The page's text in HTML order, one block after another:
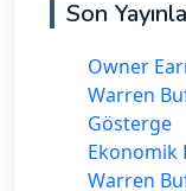
Son
Owner
Warren
Gösterge
Ekonomik
Warren